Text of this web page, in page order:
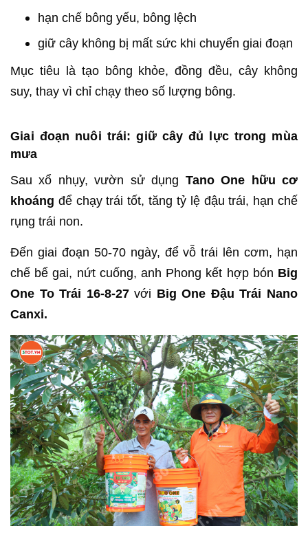
hạn chế bông yếu, bông lệch
giữ cây không bị mất sức khi chuyển giai đoạn
Mục tiêu là tạo bông khỏe, đồng đều, cây không
suy, thay vì chỉ chạy theo số lượng bông.
Giai đoạn nuôi trái: giữ cây đủ lực trong mùa
mưa
Sau xổ nhụy, vườn sử dụng Tano One hữu cơ
khoáng để chạy trái tốt, tăng tỷ lệ đậu trái, hạn chế
rụng trái non.
Đến giai đoạn 50-70 ngày, để vỗ trái lên cơm, hạn
chế bể gai, nứt cuống, anh Phong kết hợp bón Big
One To Trái 16-8-27với Big One Đậu Trái Nano
Canxi.